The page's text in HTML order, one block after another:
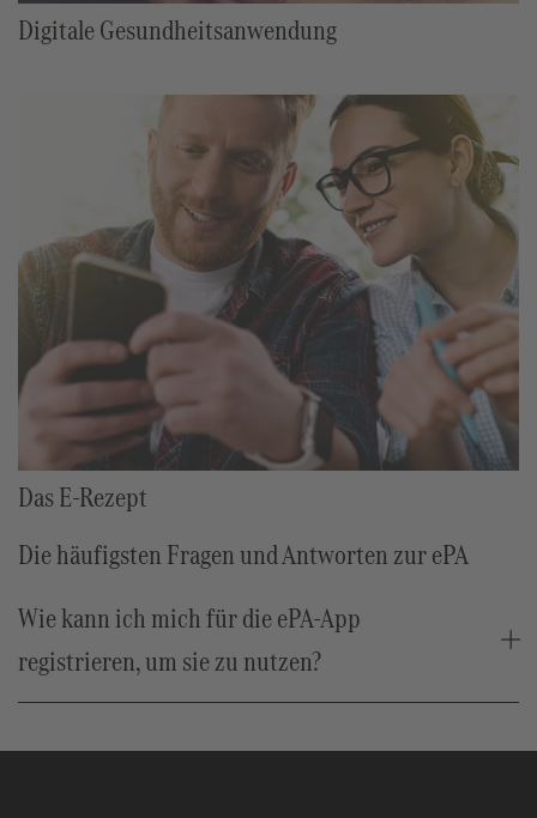
Digitale Gesundheitsanwendung
Das E-Rezept
Die häufigsten Fragen und Antworten zur ePA
Wie kann ich mich für die ePA-App
registrieren, um sie zu nutzen?